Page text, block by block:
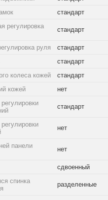
стандарт
регулировка
стандарт
руля
стандарт
стандарт
колеса кожей
стандарт
кожей
нет
стандарт
нет
панели
нет
сдвоенный
спинка
разделенные